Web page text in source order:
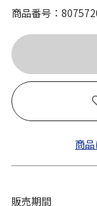
商品番号
商
販売期間